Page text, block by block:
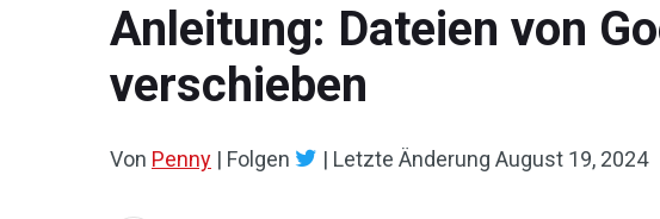
Anleitung: Dateien von
verschieben
Von Penny | Folgen | Letzte Änderung August 19, 2024